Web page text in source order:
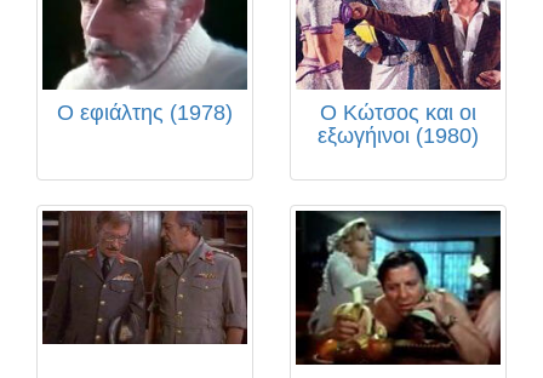
Ο εφιάλτης (1978)
Ο Κώτσος και οι
εξωγήινοι (1980)